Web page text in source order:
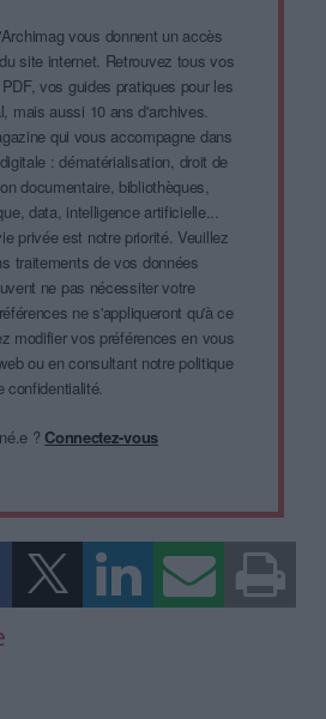
vous donnent un accès
site internet. Retrouvez tous vos
vos guides pratiques pour les
mais aussi 10 ans d'archives.
qui vous accompagne dans
: dématérialisation, droit de
documentaire, bibliothèques,
data, intelligence artificielle...
privée est notre priorité. Veuillez
traitements de vos données
ne pas nécessiter votre
ne s'appliqueront qu'à ce
modifier vos préférences en vous
ou en consultant notre politique
confidentialité.
?Connectez-vous